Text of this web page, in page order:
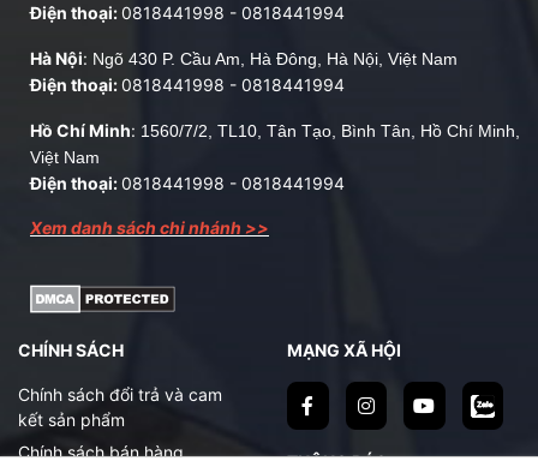
Điện thoại:0818441998 - 0818441994
Hà Nội: Ngõ 430 P. Cầu Am, Hà Đông, Hà Nội, Việt Nam
Điện thoại:0818441998 - 0818441994
Hồ Chí Minh: 1560/7/2, TL10, Tân Tạo, Bình Tân, Hồ Chí Minh,
Việt Nam
Điện thoại:0818441998 - 0818441994
Xem danh sách chi nhánh >>
CHÍNH SÁCH
Chính sách đổi trả và cam
kết sản phẩm
Chính sách bán hàng
MẠNG XÃ HỘI
THÔNG BÁO